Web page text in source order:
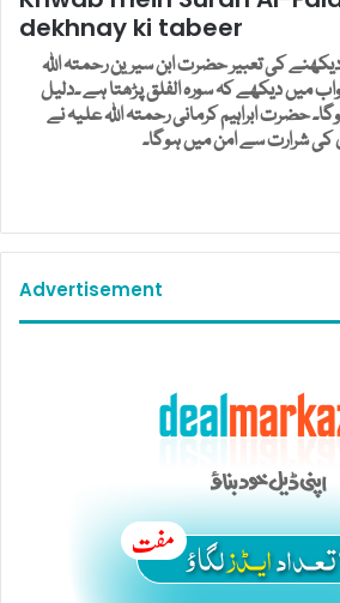
dekhnay ki tabeer
کی تعبیر حضرت ابن سیرین رحمتہ اللہ
میں دیکھے کہ سورہ الفلق پڑھتا ہے ۔دلیل
حضرت ابراہیم کرمانی رحمتہ اللہ علیہ نے
کی شرارت سے امن میں ہوگا۔
Advertisement